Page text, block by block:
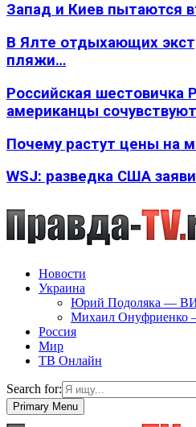
Запад и Киев пытаются
В Ялте отдыхающих
пляжи…
Российская шестовичка
американцы
Почему растут цены на
WSJ: разведка США
Новости
Украина
Юрий Подоляка —
Михаил Онуфриенко
Россия
Мир
ТВ Онлайн
Search for:
Primary Menu